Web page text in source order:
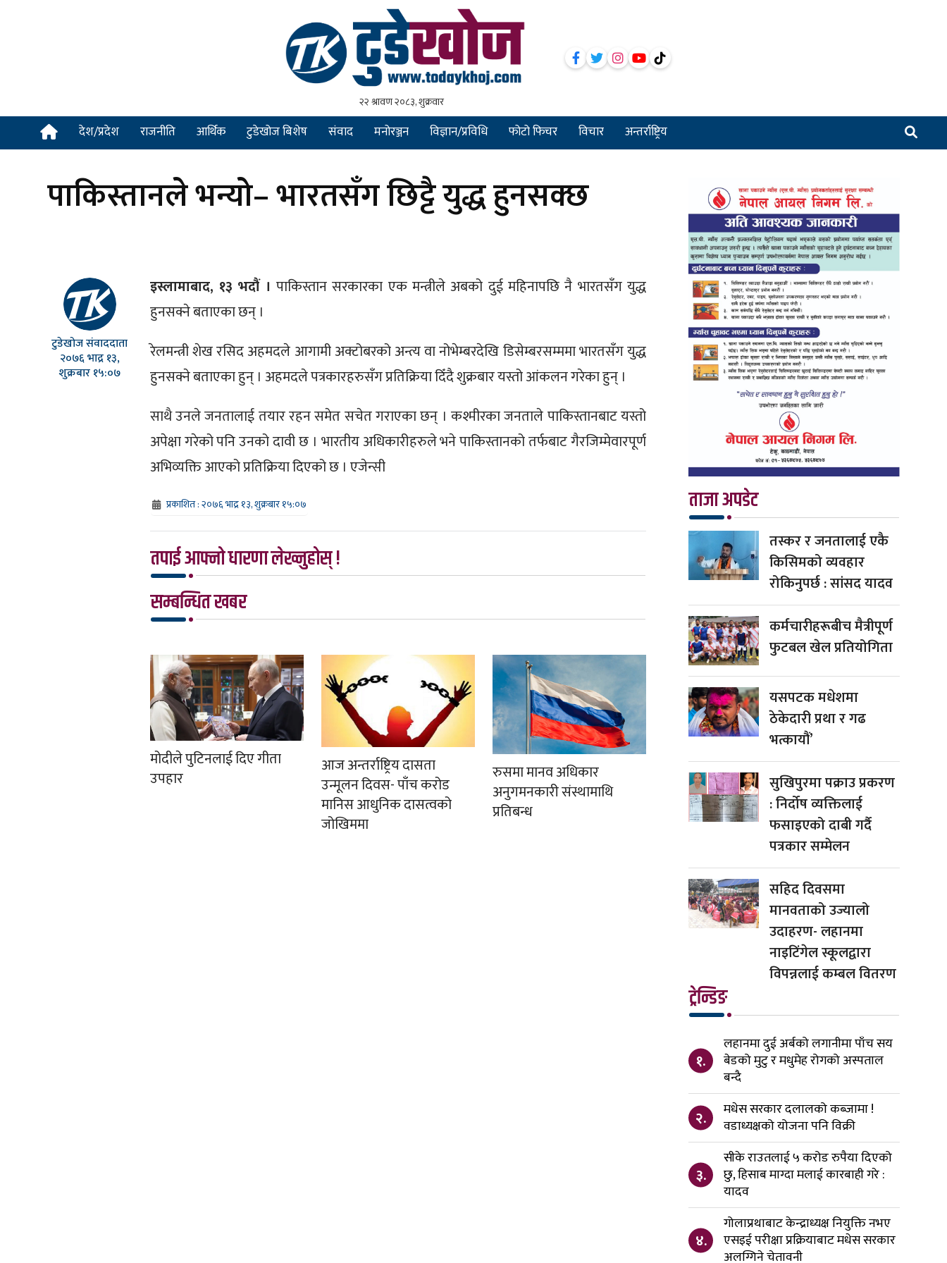
देश/प्रदेश राजनीति आर्थिक टुडेखोज बिशेष संवाद मनोरञ्जन विज्ञान/प्रविधि फोटो फिचर विचार अन्तर्राष्ट्रिय
पाकिस्तानले भन्यो– भारतसँग छिट्टै युद्ध हुनसक्छ
टुडेखोज संवाददाता
२०७६ भाद्र १३,
शुक्रबार १५:०७
इस्लामाबाद, १३ भदौं । पाकिस्तान सरकारका एक मन्त्रीले अबको दुई महिनापछि नै भारतसँग युद्ध
हुनसक्ने बताएका छन् ।
रेलमन्त्री शेख रसिद अहमदले आगामी अक्टोबरको अन्त्य वा नोभेम्बरदेखि डिसेम्बरसम्ममा भारतसँग युद्ध
हुनसक्ने बताएका हुन् । अहमदले पत्रकारहरुसँग प्रतिक्रिया दिँदै शुक्रबार यस्तो आंकलन गरेका हुन् ।
साथै उनले जनतालाई तयार रहन समेत सचेत गराएका छन् । कश्मीरका जनताले पाकिस्तानबाट यस्तो
अपेक्षा गरेको पनि उनको दावी छ । भारतीय अधिकारीहरुले भने पाकिस्तानको तर्फबाट गैरजिम्मेवारपूर्ण
अभिव्यक्ति आएको प्रतिक्रिया दिएको छ । एजेन्सी
प्रकाशित : २०७६ भाद्र १३, शुक्रबार १५:०७
तपाई आफ्नो धारणा लेख्नुहोस् !
सम्बन्धित खबर
मोदीले पुटिनलाई दिए गीता
उपहार
आज अन्तर्राष्ट्रिय दासता
उन्मूलन दिवस- पाँच करोड
मानिस आधुनिक दासत्वको
जोखिममा
रुसमा मानव अधिकार
अनुगमनकारी संस्थामाथि
प्रतिबन्ध
ताजा अपडेट
तस्कर र जनतालाई एकै
किसिमको व्यवहार
रोकिनुपर्छ : सांसद यादव
कर्मचारीहरूबीच मैत्रीपूर्ण
फुटबल खेल प्रतियोगिता
यसपटक मधेशमा
ठेकेदारी प्रथा र गढ
भत्कायौं’
सुखिपुरमा पक्राउ प्रकरण
: निर्दोष व्यक्तिलाई
फसाइएको दाबी गर्दै
पत्रकार सम्मेलन
सहिद दिवसमा
मानवताको उज्यालो
उदाहरण- लहानमा
नाइटिंगेल स्कूलद्वारा
विपन्नलाई कम्बल वितरण
ट्रेन्डिङ
१.
लहानमा दुई अर्बको लगानीमा पाँच सय
बेडको मुटु र मधुमेह रोगको अस्पताल
बन्दै
२.
मधेस सरकार दलालको कब्जामा !
वडाध्यक्षको योजना पनि विक्री
३.
सीके राउतलाई ५ करोड रुपैया दिएको
छु, हिसाब माग्दा मलाई कारबाही गरे :
यादव
४.
गोलाप्रथाबाट केन्द्राध्यक्ष नियुक्ति नभए
एसइई परीक्षा प्रक्रियाबाट मधेस सरकार
अलग्गिने चेतावनी